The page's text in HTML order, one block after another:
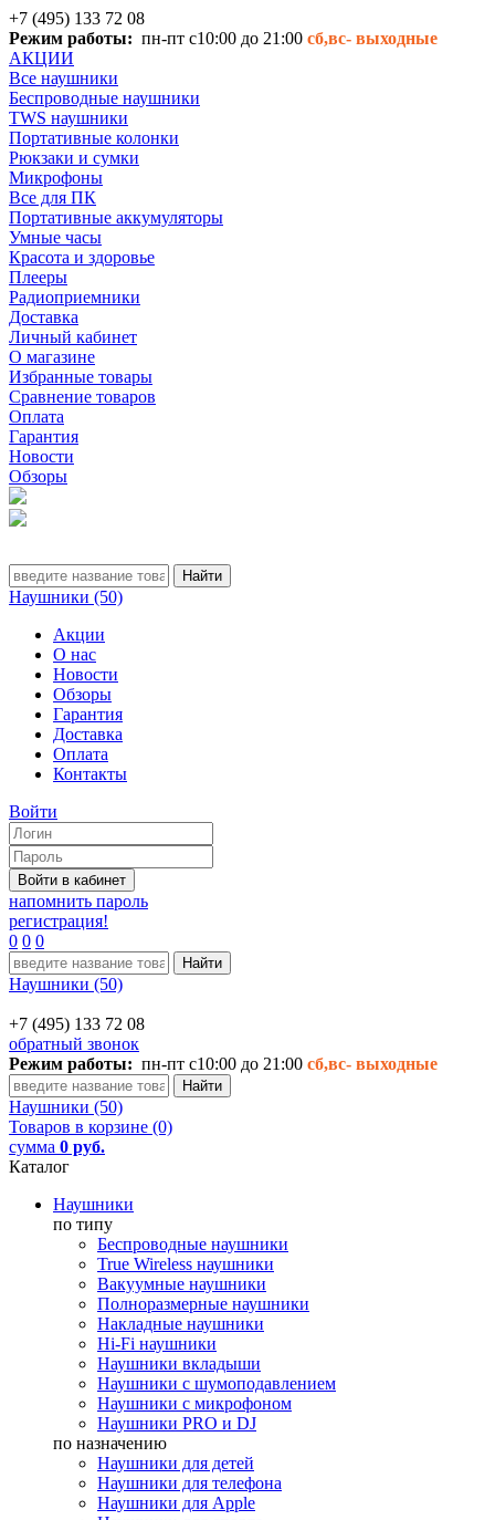
+7 (495) 133 72 08
Режим работы: пн-пт с10:00 до 21:00 сб,вс- выходные
АКЦИИ
Все наушники
Беспроводные наушники
TWS наушники
Портативные колонки
Рюкзаки и сумки
Микрофоны
Все для ПК
Портативные аккумуляторы
Умные часы
Красота и здоровье
Плееры
Радиоприемники
Доставка
Личный кабинет
О магазине
Избранные товары
Сравнение товаров
Оплата
Гарантия
Новости
Обзоры
Наушники (50)
Акции
О нас
Новости
Обзоры
Гарантия
Доставка
Оплата
Контакты
Войти
напомнить пароль
регистрация!
0 0 0
Наушники (50)
+7 (495) 133 72 08
обратный звонок
Режим работы: пн-пт с10:00 до 21:00 сб,вс- выходные
Наушники (50)
Товаров в корзине (0)
сумма 0 руб.
Каталог
Наушники
по типу
Беспроводные наушники
True Wireless наушники
Вакуумные наушники
Полноразмерные наушники
Накладные наушники
Hi-Fi наушники
Наушники вкладыши
Наушники с шумоподавлением
Наушники с микрофоном
Наушники PRO и DJ
по назначению
Наушники для детей
Наушники для телефона
Наушники для Apple